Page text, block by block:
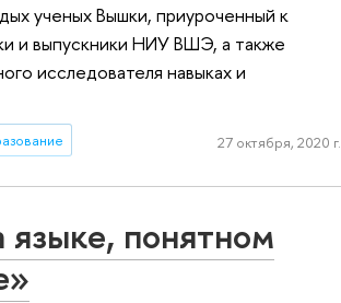
ученых Вышки, приуроченный к
и выпускники НИУ ВШЭ, а также
исследователя навыках и
27 октября, 2020 г.
языке, понятном